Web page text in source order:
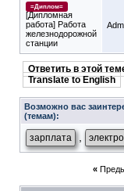
=Диплом=
[Дипломная
работа] Работа
железнодорожной
станции
Ответить в этой
Translate to English
Возможно вас
(темам):
зарплата
«